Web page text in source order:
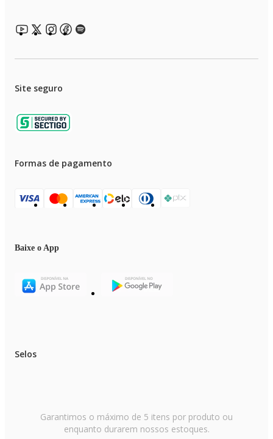
Site seguro
Formas de pagamento
Baixe o App
Selos
Garantimos o máximo de 5 itens por produto ou
enquanto durarem nossos estoques.